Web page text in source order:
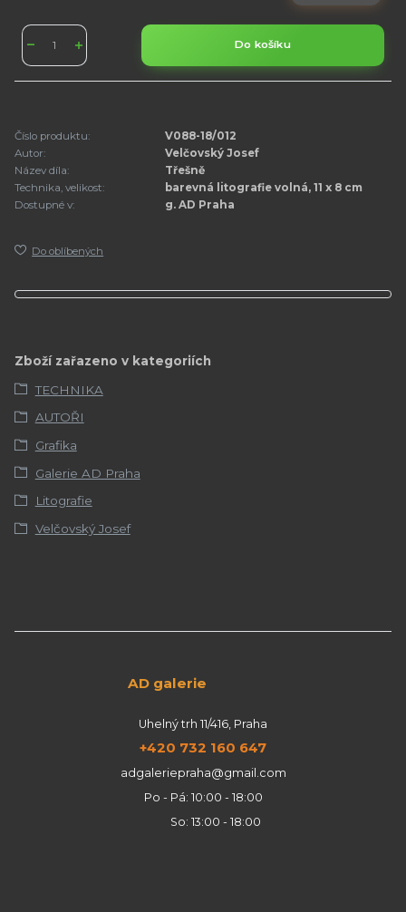
Do košíku
Číslo produktu:
V088-18/012
Autor:
Velčovský Josef
Název díla:
Třešně
Technika, velikost:
barevná litografie volná, 11 x 8 cm
Dostupné v:
g. AD Praha
Do oblíbených
Zboží zařazeno v kategoriích
TECHNIKA
AUTOŘI
Grafika
Galerie AD Praha
Litografie
Velčovský Josef
AD galerie
Uhelný trh 11/416, Praha
+420 732 160 647
adgaleriepraha@gmail.com
Po - Pá: 10:00 - 18:00
So: 13:00 - 18:00